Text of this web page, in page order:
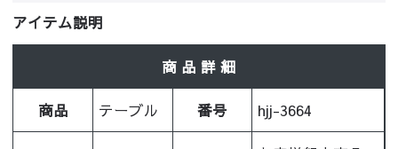
アイテム説明
商 品 詳 細
商品 テーブル 番号 hjj-3664